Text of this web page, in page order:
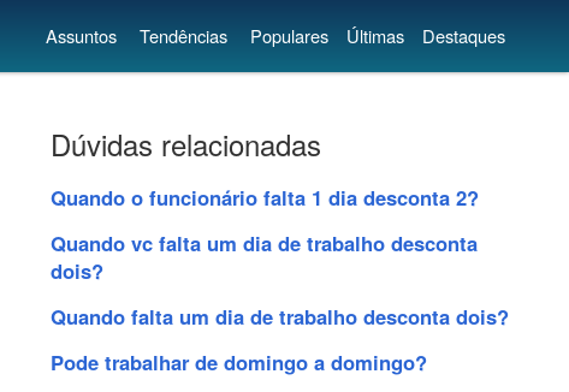
Assuntos Tendências Populares Últimas Destaques
Dúvidas relacionadas
Quando o funcionário falta 1 dia desconta 2?
Quando vc falta um dia de trabalho desconta
dois?
Quando falta um dia de trabalho desconta dois?
Pode trabalhar de domingo a domingo?